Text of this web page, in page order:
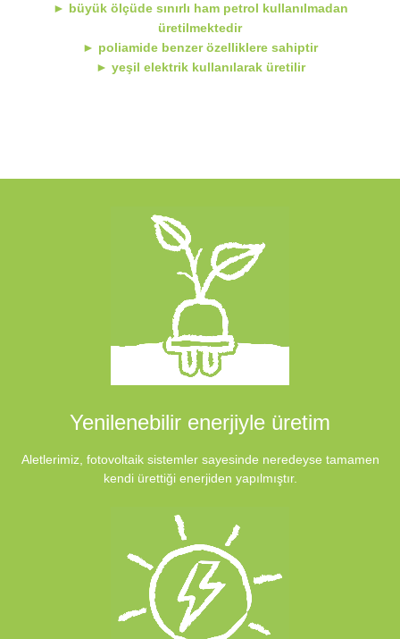
► büyük ölçüde sınırlı ham petrol kullanılmadan
üretilmektedir
► poliamide benzer özelliklere sahiptir
► yeşil elektrik kullanılarak üretilir
Yenilenebilir enerjiyle üretim
Aletlerimiz, fotovoltaik sistemler sayesinde neredeyse tamamen
kendi ürettiği enerjiden yapılmıştır.